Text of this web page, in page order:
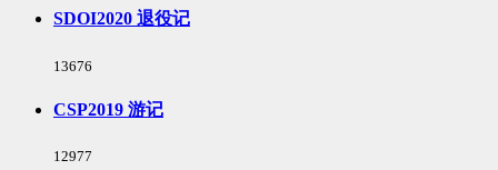
次
SDOI2020 退役记
浏
次
数:
13676
CSP2019 游记
浏
12977